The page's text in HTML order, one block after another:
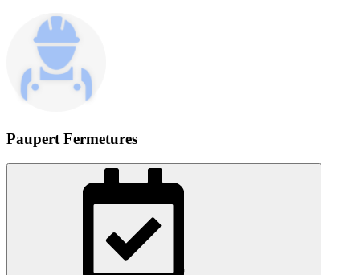
Paupert Fermetures